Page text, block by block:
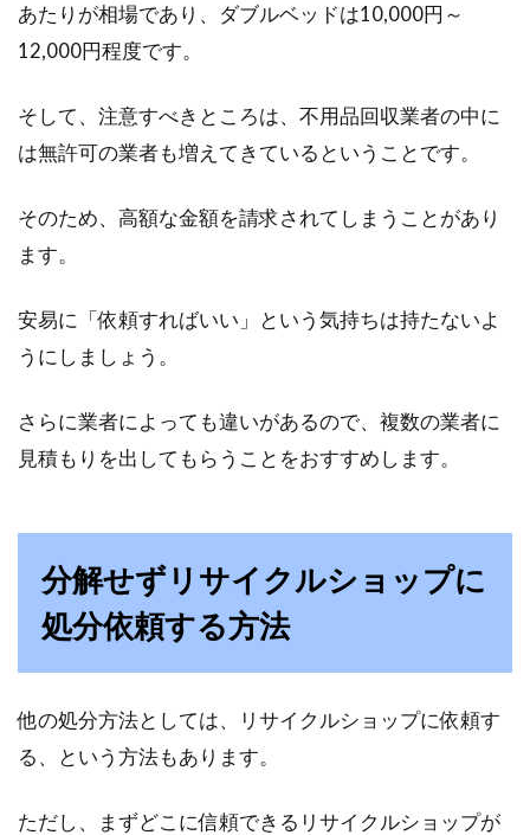
睡眠の質と運気が変わる？
す。赤色は情熱的や活力といったイメージがあ
みなさんは、寝るときはベッドで寝ますか？お
布団で寝ますか？ベッドのようにスペースを取
あたりが相場であり、ダブルベッドは10,000円～
12,000円程度です。
そして、注意すべきところは、不用品回収業者の中に
は無許可の業者も増えてきているということです。
そのため、高額な金額を請求されてしまうことがあり
ます。
安易に「依頼すればいい」という気持ちは持たないよ
うにしましょう。
さらに業者によっても違いがあるので、複数の業者に
見積もりを出してもらうことをおすすめします。
分解せずリサイクルショップに
処分依頼する方法
他の処分方法としては、リサイクルショップに依頼す
る、という方法もあります。
ただし、まずどこに信頼できるリサイクルショップが